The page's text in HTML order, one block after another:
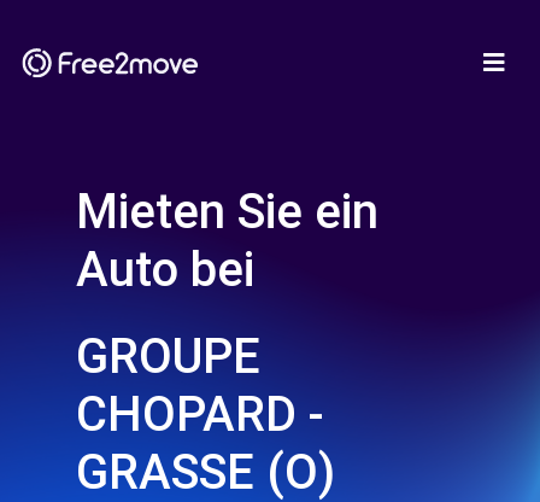
Mieten Sie ein
Auto bei
GROUPE
CHOPARD -
GRASSE (O)